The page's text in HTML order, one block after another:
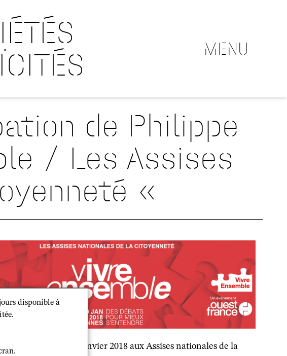
MENU
de Philippe
/ Les Assises
«
participe le 19 janvier 2018 aux Assises nationales de la
disponible à